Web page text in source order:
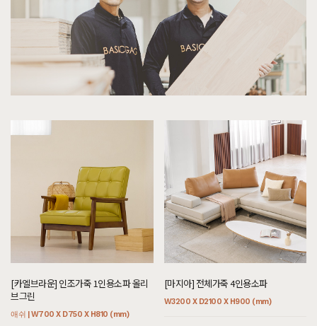
[[블랙러버] A형 슬라이딩장롱_30T]
7월 25일 경기 고양 신**고객님 설치후기입니다
[[위니] 가죽 1인용소파 썬더]
7월 25일 경기 안산 이**고객님 주문제작 설치후기입니다
7월 25일 경기 안산 이**고객님 설치후기입니다
7월 25일 경기 안산 이**고객님 설치후기입니다
[[편백] D형 장롱]
7월 25일 경기 안산 이**고객님 주문제작 설치후기입니다
[[블랙라벨매트리스] 기획특별한가격 SS/Q/K/SK/EK/LK]
7월 25일 경기 용인 송**고객님 설치후기입니다
7월 25일 경기 용인 송**고객님 설치후기입니다
[[헤리티지월넛] 빌레르 와이드수납장]
[카엘브라운] 인조가죽 1인용소파 올리
브그린
애쉬 | W700 X D750 X H810 (mm)
[마지아] 전체가죽 4인용소파
W3200 X D2100 X H900 (mm)